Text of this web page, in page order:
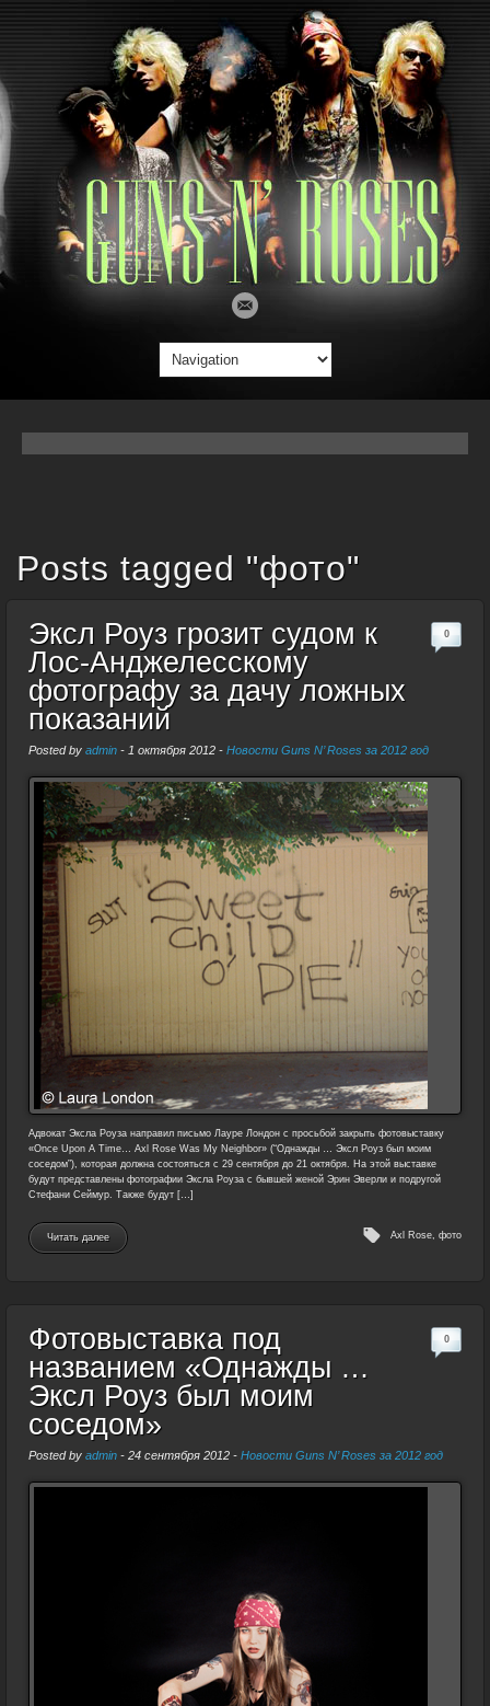
Posts tagged "фото"
Эксл Роуз грозит судом к
Лос-Анджелесскому
фотографу за дачу ложных
показаний
Posted by admin - 1 октября 2012 - Новости Guns N’ Roses за 2012 год
0
Адвокат Эксла Роуза направил письмо Лауре Лондон с просьбой закрыть фотовыставку
«Once Upon A Time… Axl Rose Was My Neighbor» (“Однажды … Эксл Роуз был моим
соседом”), которая должна состояться с 29 сентября до 21 октября. На этой выставке
будут представлены фотографии Эксла Роуза с бывшей женой Эрин Эверли и подругой
Стефани Сеймур. Также будут […]
Читать далее Axl Rose, фото
Фотовыставка под
названием «Однажды …
Эксл Роуз был моим
соседом»
Posted by admin - 24 сентября 2012 - Новости Guns N’ Roses за 2012 год
0